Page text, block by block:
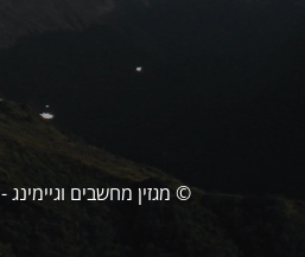
© מגזין מחשבים וגיימינג - PCPlus 2024